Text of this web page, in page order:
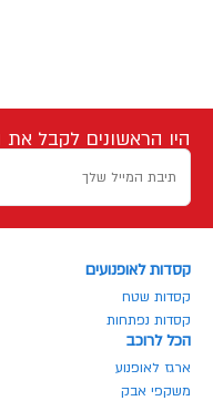
היו הראשונים לקבל
קסדות לאופנועים
קסדות שטח
קסדות נפתחות
הכל לרוכב
ארגז לאופנוע
משקפי אבק